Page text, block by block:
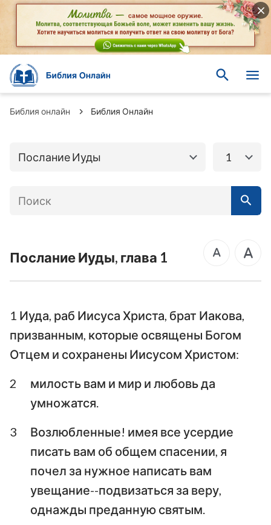
Библия онлайн Библия Онлайн
Послание Иуды
Книги Ветхого
завета
Евангелие от
Послание к
Филиппийцам
Колоссянам
Первое послание к
Фессалоникийцам
Второе послание к
Фессалоникийцам
Первое послание к
Второе послание к
Послание к Титу
Филимону
Первое послание
Петра
Второе послание
Петра
1
Послание Иуды, глава 1
1 Иуда, раб Иисуса Христа, брат Иакова,
призванным, которые освящены Богом
Отцем и сохранены Иисусом Христом:
2
милость вам и мир и любовь да
умножатся.
3
Возлюбленные! имея все усердие
писать вам об общем спасении, я
почел за нужное написать вам
увещание--подвизаться за веру,
однажды преданную святым.